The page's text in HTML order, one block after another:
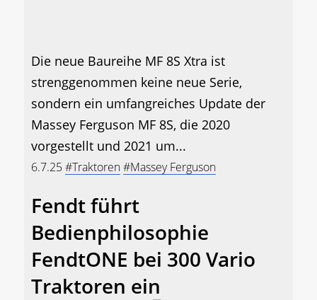
Die neue Baureihe MF 8S Xtra ist
strenggenommen keine neue Serie,
sondern ein umfangreiches Update der
Massey Ferguson MF 8S, die 2020
vorgestellt und 2021 um...
6.7.25#Traktoren#Massey Ferguson
Fendt führt
Bedienphilosophie
FendtONE bei 300 Vario
Traktoren ein